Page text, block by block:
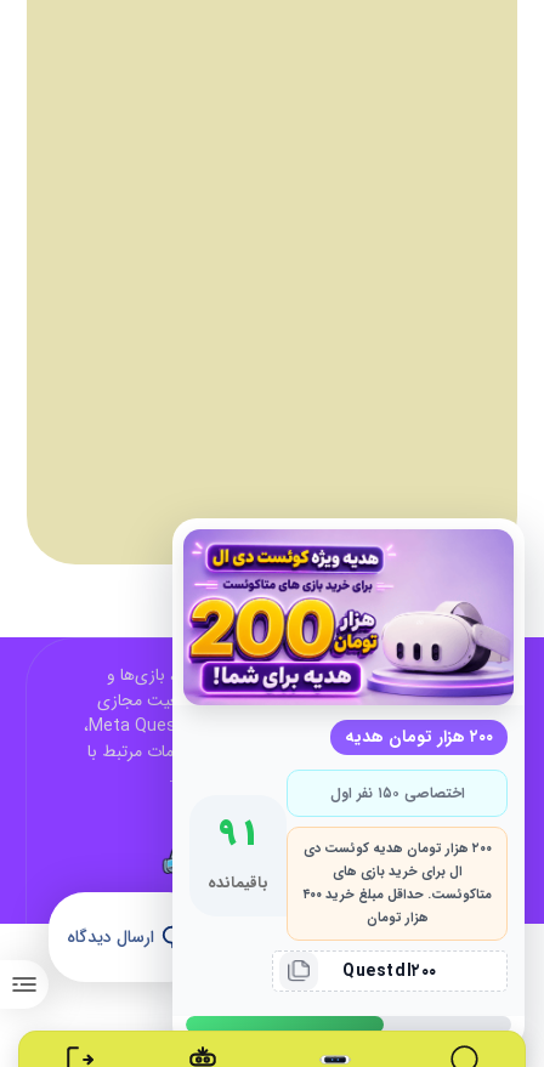
ارسال دیدگاه
QuestDL مرجع فارسی اخبار، آموزش‌ها، بازی‌ها و
فناوری‌های مرتبط با Meta Quest و واقعیت مجازی
است. این وب‌سایت با تمرکز بر اکوسیستم Meta Quest،
آموزش‌های تخصصی، بررسی بازی‌ها و خدمات مرتبط با
واقعیت مجازی فعالیت می‌کند.
۲۰۰ هزار تومان هدیه
اختصاصی ۱۵۰ نفر اول
۲۰۰ هزار تومان هدیه کوئست دی
ال برای خرید بازی های
متاکوئست. حداقل مبلغ خرید ۴۰۰
هزار تومان
Questdl۲۰۰
۹۱
باقیمانده